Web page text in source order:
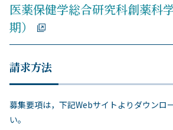
医薬保健学総合研究科創薬科
期）
請求方法
募集要項は，下記Webサイトよりダウンロ
い。